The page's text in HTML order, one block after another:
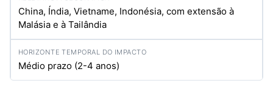
China, Índia, Vietname, Indonésia, com extensão à
Malásia e à Tailândia
Médio prazo (2-4 anos)